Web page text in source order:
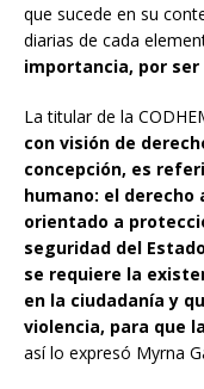
que sucede en su
diarias de cada
importancia, por
La titular de la
con visión de
concepción, es
humano: el derecho
orientado a
seguridad del
se requiere la
en la ciudadanía y
violencia, para que
así lo expresó Myrna